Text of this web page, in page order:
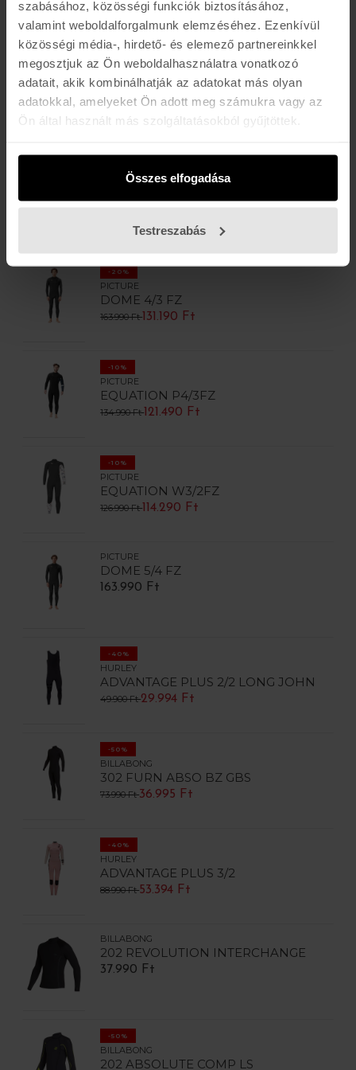
szabásához, közösségi funkciók biztosításához,
valamint weboldalforgalmunk elemzéséhez. Ezenkívül
közösségi média-, hirdető- és elemező partnereinkkel
megosztjuk az Ön weboldalhasználatra vonatkozó
adatait, akik kombinálhatják az adatokat más olyan
adatokkal, amelyeket Ön adott meg számukra vagy az
Ön által használt más szolgáltatásokból gyűjtöttek.
Összes elfogadása
Testreszabás
DOME W 4/3 FZ
134.990 Ft94.490 Ft
-30%
PICTURE
EQUATION 4/3 FZ
79.793 Ft
-40%
EQUATION3/2FSFZ
-20%
PICTURE
DOME 4/3 FZ
163.990 Ft 131.190 Ft
-10%
PICTURE
EQUATION P4/3FZ
134.990 Ft 121.490 Ft
-10%
PICTURE
EQUATION W3/2FZ
126.990 Ft 114.290 Ft
PICTURE
DOME 5/4 FZ
163.990 Ft
-40%
HURLEY
ADVANTAGE PLUS 2/2 LONG JOHN
49.900 Ft29.994 Ft
-50%
BILLABONG
302 FURN ABSO BZ GBS
73.990 Ft36.995 Ft
-40%
HURLEY
ADVANTAGE PLUS 3/2
88.990 Ft53.394 Ft
BILLABONG
202 REVOLUTION INTERCHANGE
37.990 Ft
-50%
BILLABONG
202 ABSOLUTE COMP LS